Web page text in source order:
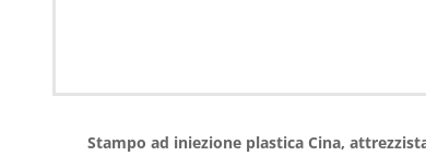
Stampo ad iniezione plastica Cina,